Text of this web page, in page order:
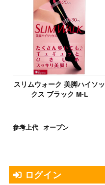
スリムウォーク 美脚ハイソッ
クス ブラック M-L
参考上代 オープン
ログイン